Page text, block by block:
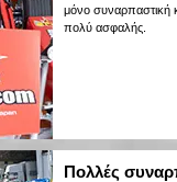
μόνο συναρπαστική
πολύ ασφαλής.
Πολλές